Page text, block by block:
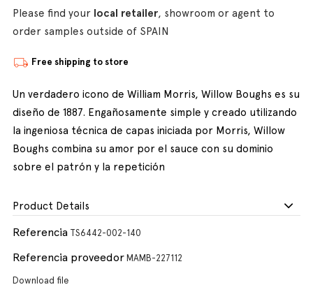
Please find your local retailer, showroom or agent to
order samples outside of SPAIN
Free shipping to store
Un verdadero icono de William Morris, Willow Boughs es su
diseño de 1887. Engañosamente simple y creado utilizando
la ingeniosa técnica de capas iniciada por Morris, Willow
Boughs combina su amor por el sauce con su dominio
sobre el patrón y la repetición
Product Details
Referencia TS6442-002-140
Referencia proveedor MAMB-227112
Download file